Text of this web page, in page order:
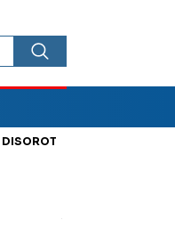
Kurangi Timbunan